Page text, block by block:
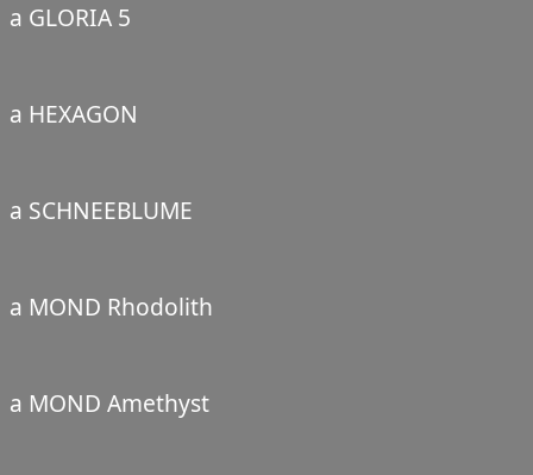
a GLORIA 5
a HEXAGON
a SCHNEEBLUME
a MOND Rhodolith
a MOND Amethyst